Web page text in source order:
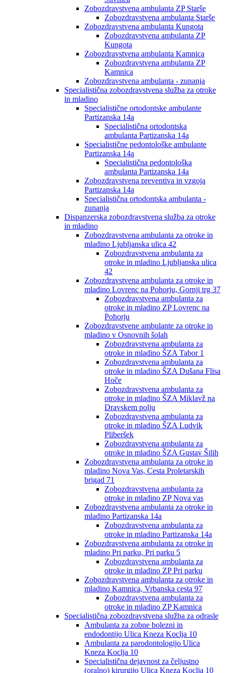
Zobozdravstvena ambulanta ZP Starše
Zobozdravstvena ambulanta Starše
Zobozdravstvena ambulanta Kungota
Zobozdravstvena ambulanta ZP
Kungota
Zobozdravstvena ambulanta Kamnica
Zobozdravstvena ambulanta ZP
Kamnica
Zobozdravstvena ambulanta - zunanja
Specialistična zobozdravstvena služba za otroke
in mladino
Specialistične ortodontske ambulante
Partizanska 14a
Specialistična ortodontska
ambulanta Partizanska 14a
Specialistične pedontološke ambulante
Partizanska 14a
Specialistična pedontološka
ambulanta Partizanska 14a
Zobozdravstvena preventiva in vzgoja
Partizanska 14a
Specialistična ortodontska ambulanta -
zunanja
Dispanzerska zobozdravstvena služba za otroke
in mladino
Zobozdravstvena ambulanta za otroke in
mladino Ljubljanska ulica 42
Zobozdravstvena ambulanta za
otroke in mladino Ljubljanska ulica
42
Zobozdravstvena ambulanta za otroke in
mladino Lovrenc na Pohorju, Gornji trg 37
Zobozdravstvena ambulanta za
otroke in mladino ZP Lovrenc na
Pohorju
Zobozdravstvene ambulante za otroke in
mladino v Osnovnih šolah
Zobozdravstvena ambulanta za
otroke in mladino ŠZA Tabor 1
Zobozdravstvena ambulanta za
otroke in mladino ŠZA Dušana Flisa
Hoče
Zobozdravstvena ambulanta za
otroke in mladino ŠZA Miklavž na
Dravskem polju
Zobozdravstvena ambulanta za
otroke in mladino ŠZA Ludvik
Pliberšek
Zobozdravstvena ambulanta za
otroke in mladino ŠZA Gustav Šilih
Zobozdravstvena ambulanta za otroke in
mladino Nova Vas, Cesta Proletarskih
brigad 71
Zobozdravstvena ambulanta za
otroke in mladino ZP Nova vas
Zobozdravstvena ambulanta za otroke in
mladino Partizanska 14a
Zobozdravstvena ambulanta za
otroke in mladino Partizanska 14a
Zobozdravstvena ambulanta za otroke in
mladino Pri parku, Pri parku 5
Zobozdravstvena ambulanta za
otroke in mladino ZP Pri parku
Zobozdravstvena ambulanta za otroke in
mladino Kamnica, Vrbanska cesta 97
Zobozdravstvena ambulanta za
otroke in mladino ZP Kamnica
Specialistična zobozdravstvena služba za odrasle
Ambulanta za zobne bolezni in
endodontijo Ulica Kneza Koclja 10
Ambulanta za parodontologijo Ulica
Kneza Koclja 10
Specialistična dejavnost za čeljustno
(oralno) kirurgijo Ulica Kneza Koclja 10